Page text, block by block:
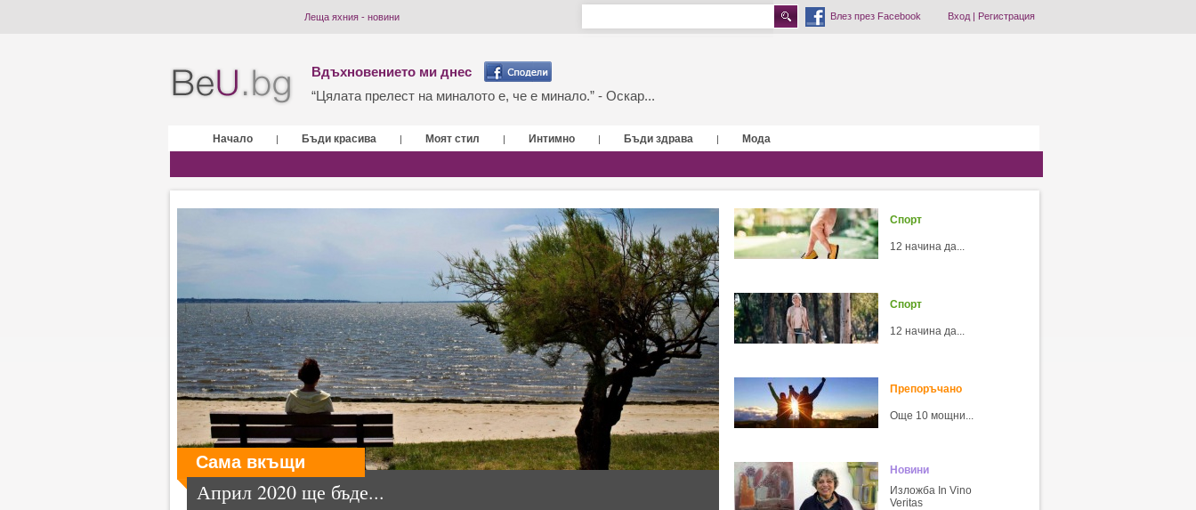
Леща яхния - новини Влез през Facebook Вход| Регистрация
Вдъхновението ми днес
“Цялата прелест на миналото е, че е минало.” - Оскар...
Начало | Бъди красива | Моят стил | Интимно | Бъди здрава | Мода
Сама вкъщи
Април 2020 ще бъде...
Спорт
12 начина да...
Спорт
12 начина да...
Препоръчано
Още 10 мощни...
Новини
Изложба In Vino
Veritas